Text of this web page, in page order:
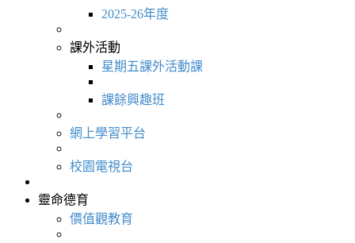
2025-26年度
課外活動
星期五課外活動課
課餘興趣班
網上學習平台
校園電視台
靈命德育
價值觀教育